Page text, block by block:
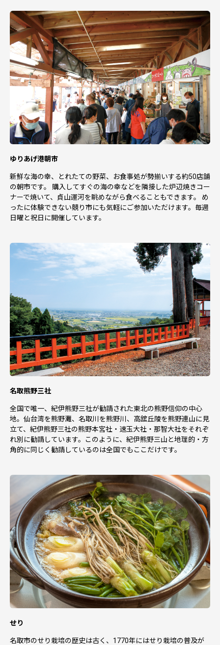
ゆりあげ港朝市
新鮮な海の幸、とれたての野菜、お食事処が勢揃いする約50店舗
の朝市です。 購入してすぐの海の幸などを隣接した炉辺焼きコー
ナーで焼いて、貞山運河を眺めながら食べることもできます。 め
ったに体験できない競り市にも気軽にご参加いただけます。毎週
日曜と祝日に開催しています。
名取熊野三社
全国で唯一、紀伊熊野三社が勧請された東北の熊野信仰の中心
地。仙台湾を熊野灘、名取川を熊野川、高舘丘陵を熊野連山に見
立て、紀伊熊野三社の熊野本宮社・速玉大社・那智大社をそれぞ
れ別に勧請しています。このように、紀伊熊野三山と地理的・方
角的に同じく勧請しているのは全国でもここだけです。
せり
名取市のせり栽培の歴史は古く、1770年にはせり栽培の普及が